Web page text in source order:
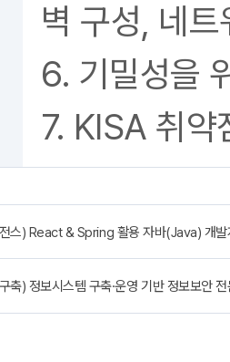
벽 구성, 네
6. 기밀성을
7. KISA 취
스) React & Spring 활용 자바(Java) 개발
축) 정보시스템 구축·운영 기반 정보보안